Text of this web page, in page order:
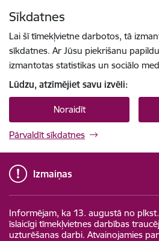
Sīkdatnes
Lai šī tīmekļvietne darbotos, tā
sīkdatnes. Ar Jūsu piekrišanu
izmantotas statistikas un sociālo
Lūdzu, atzīmējiet savu izvēli:
Noraidīt
Pārvaldīt sīkdatnes
Izmaiņas
Informējam, ka 13. augustā no
īslaicīgi tīmekļvietnes darbības
uzturēšanas darbi. Atvainojamies